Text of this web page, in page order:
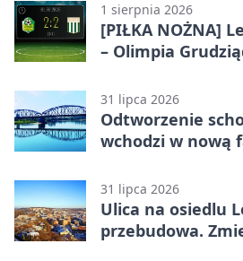
1 sierpnia 2026
[PIŁKA NOŻNA]
– Olimpia
końcówce
31 lipca 2026
Odtworzenie
wchodzi w nową
31 lipca 2026
Ulica na osiedlu
przebudowa.